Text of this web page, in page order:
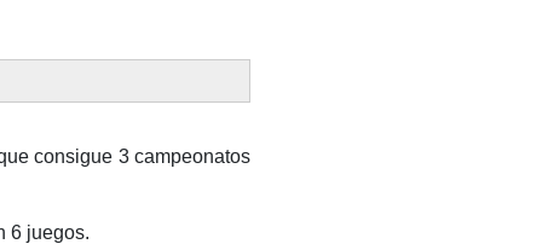
consigue 3 campeonatos
6 juegos.